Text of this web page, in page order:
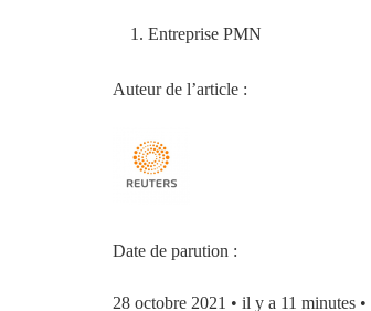
Entreprise PMN
Auteur de l’article :
Date de parution :
28 octobre 2021 • il y a 11 minutes •